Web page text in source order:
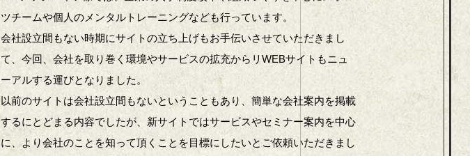
ツチームや個人のメンタルトレーニングなども行っています。
会社設立間もない時期にサイトの立ち上げもお手伝いさせていただきまし
て、今回、会社を取り巻く環境やサービスの拡充からリWEBサイトもニュ
ーアルする運びとなりました。
以前のサイトは会社設立間もないということもあり、簡単な会社案内を掲載
するにとどまる内容でしたが、新サイトではサービスやセミナー案内を中心
に、より会社のことを知って頂くことを目標にしたいとご依頼いただきまし